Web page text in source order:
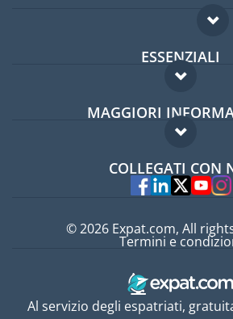
ESSENZIALI
Forum per expat
Guida per expat
MAGGIORI
Domande frequenti
Esperti
COLLEGATI CON
Al servizio degli espatriati,
© 2026 Expat.com, All
Termini e